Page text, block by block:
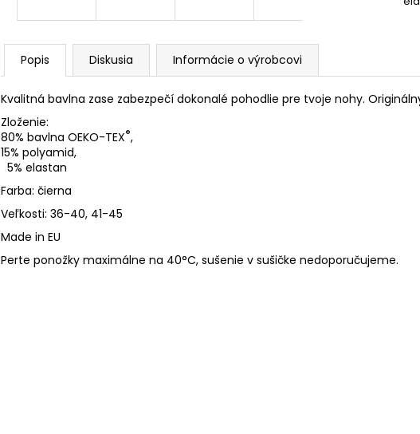
Popis Diskusia Informácie o výrobcovi
Kvalitná bavlna zase zabezpečí dokonalé pohodlie pre tvoje nohy.
Zloženie:
80% bavlna OEKO-TEX®,
15% polyamid,
5% elastan
Farba: čierna
Veľkosti: 36-40, 41-45
Made in EU
Perte ponožky maximálne na 40°C, sušenie v sušičke nedoporučujeme.